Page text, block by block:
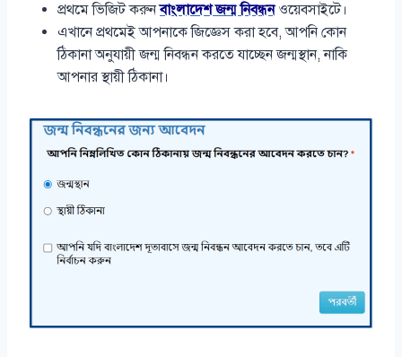
প্রথমে ভিজিট করুনবাংলাদেশ জন্ম নিবন্ধনওয়েবসাইটে।
এখানে প্রথমেই আপনাকে জিজ্ঞেস করা হবে, আপনি কোন
ঠিকানা অনুযায়ী জন্ম নিবন্ধন করতে যাচ্ছেন জন্মস্থান, নাকি
আপনার স্থায়ী ঠিকানা।